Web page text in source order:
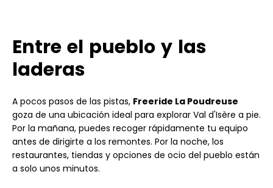
Entre el pueblo y las
laderas
A pocos pasos de las pistas, Freeride La Poudreuse
goza de una ubicación ideal para explorar Val d'Isère a pie.
Por la mañana, puedes recoger rápidamente tu equipo
antes de dirigirte a los remontes. Por la noche, los
restaurantes, tiendas y opciones de ocio del pueblo están
a solo unos minutos.